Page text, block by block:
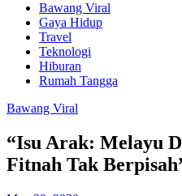
Bawang Viral
Gaya Hidup
Travel
Teknologi
Hiburan
Rumah Tangga
Bawang Viral
“Isu Arak: Melayu
Fitnah Tak